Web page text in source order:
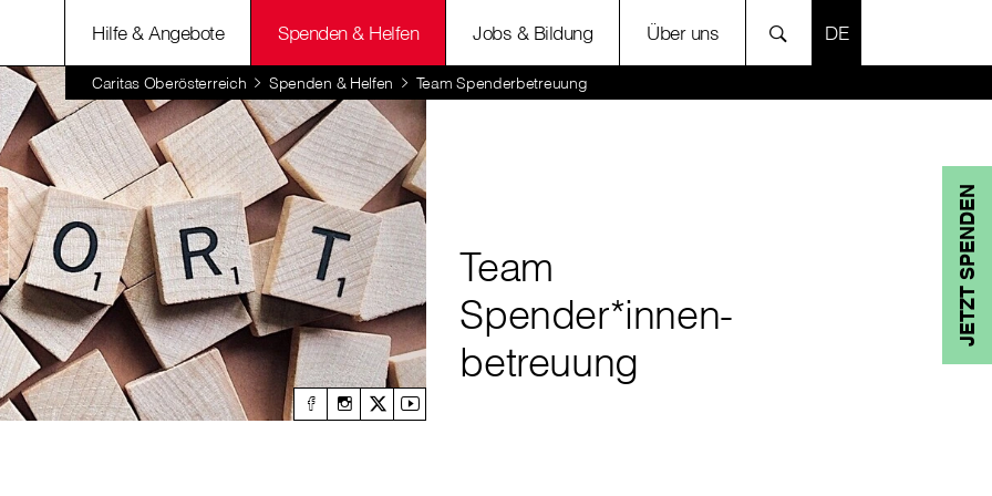
Hilfe & Angebote Spenden & Helfen Jobs & Bildung Über uns SPRACHE
Caritas Oberösterreich Spenden & Helfen Team Spenderbetreuung
JETZT SPENDEN
Team
Spender*innen-
betreuung